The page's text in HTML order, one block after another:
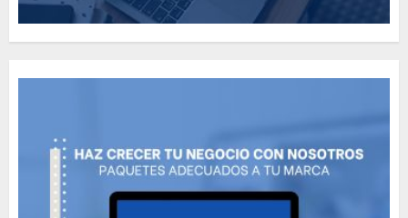
How Many of These Italian
MAYO 14, 2024 814
Need to Know About the
Classic Cars in a Retro
Movie?